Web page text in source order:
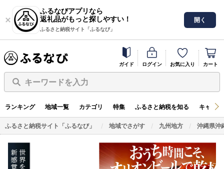
ふるなびアプリなら
返礼品がもっと探しやすい！
ふるさと納税サイト「ふるなび」
開く
ガイド ログイン お気に入り カート
キーワードを入力
ランキング 地域一覧 カテゴリ 特集 ふるさと納税を知る キャン
ふるさと納税サイト「ふるなび」 地域でさがす 九州地方 沖縄県沖